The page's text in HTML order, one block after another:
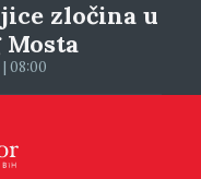
zločina u
Mosta
08:00